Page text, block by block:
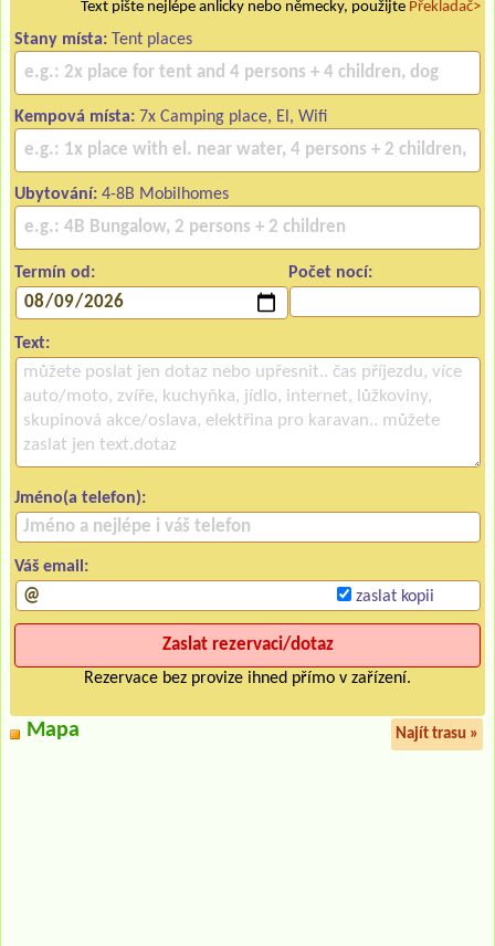
Text pište nejlépe anlicky nebo německy, použijte Překladač>
Stany místa: Tent places
Kempová místa: 7x Camping place, El, Wifi
Ubytování: 4-8B Mobilhomes
Termín od: Počet nocí:
Text:
Jméno(a telefon):
Váš email:
zaslat kopii
Rezervace bez provize ihned přímo v zařízení.
Mapa Najít trasu »